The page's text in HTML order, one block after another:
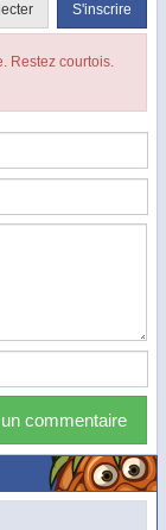
S'inscrire
Restez courtois.
commentaire